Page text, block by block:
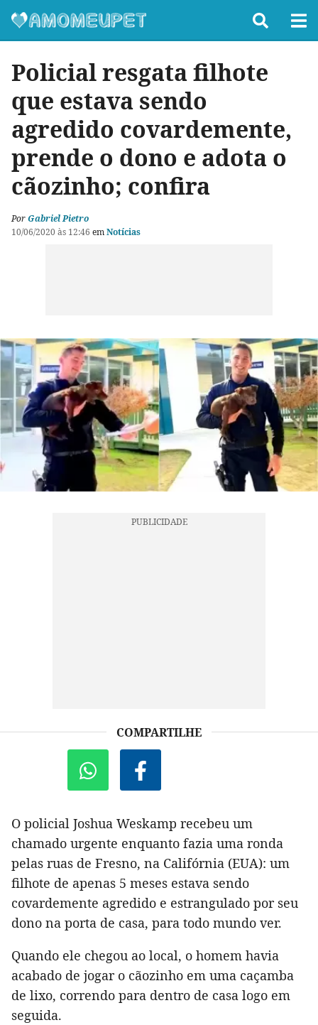
Policial resgata filhote
que estava sendo
agredido covardemente,
prende o dono e adota o
cãozinho; confira
PorGabriel Pietro
10/06/2020 às 12:46 emNotícias
COMPARTILHE
O policial Joshua Weskamp recebeu um
chamado urgente enquanto fazia uma ronda
pelas ruas de Fresno, na Califórnia (EUA): um
filhote de apenas 5 meses estava sendo
covardemente agredido e estrangulado por seu
dono na porta de casa, para todo mundo ver.
Quando ele chegou ao local, o homem havia
acabado de jogar o cãozinho em uma caçamba
de lixo, correndo para dentro de casa logo em
seguida.